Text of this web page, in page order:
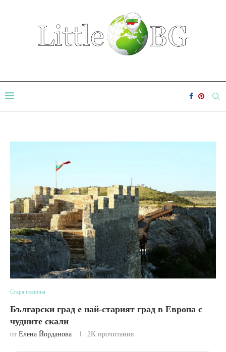
Стара планина
Български град е най-старият град в Европа с
чудните скали
от Елена Йорданова 2K прочитания